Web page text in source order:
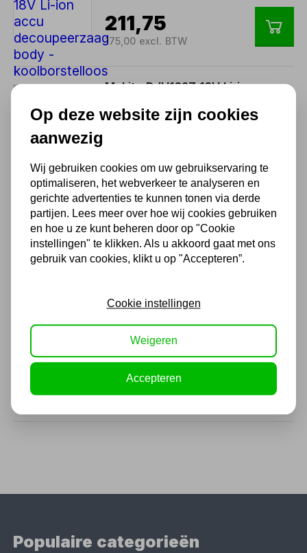
211,75
175,00 excl. BTW
Makita DJV182Z 18V Li-ion
koolborstelloos
191,21 excl. BTW
Makita BL1850B 18V Li-Ion
accu 5.0Ah met LED-
indicator
94,99
Makita Oplader LXT DC18RC
59,29
49,00 excl. BTW
Populaire categorieën
Op deze website zijn cookies
aanwezig
Wij gebruiken cookies om uw gebruikservaring te
optimaliseren, het webverkeer te analyseren en
gerichte advertenties te kunnen tonen via derde
partijen. Lees meer over hoe wij cookies gebruiken
en hoe u ze kunt beheren door op "Cookie
instellingen" te klikken. Als u akkoord gaat met ons
gebruik van cookies, klikt u op "Accepteren”.
Cookie instellingen
Weigeren
Accepteren